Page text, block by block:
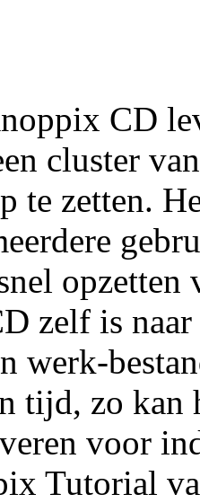
CD
cluster
te zetten.
opzetten
zelf is naar
werk-
tijd, zo kan
voor
Tutorial